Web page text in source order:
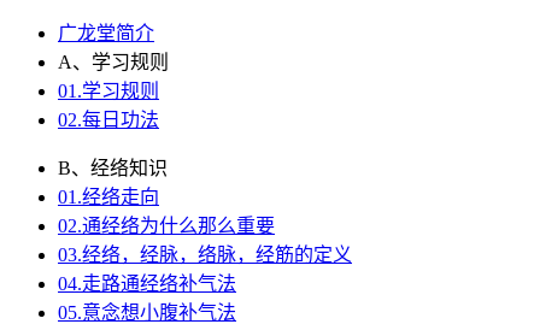
广龙堂简介
A、学习规则
01.学习规则
02.每日功法
B、经络知识
01.经络走向
02.通经络为什么那么重要
03.经络，经脉，络脉，经筋的定义
04.走路通经络补气法
05.意念想小腹补气法